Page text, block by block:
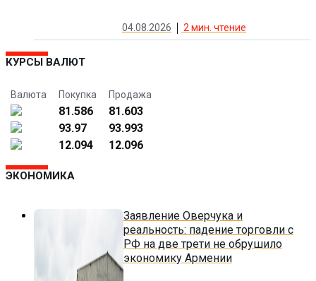
04.08.2026 2мин. чтение
КУРСЫ ВАЛЮТ
Валюта Покупка Продажа
81.586
81.603
93.97
93.993
12.094
12.096
ЭКОНОМИКА
Заявление Оверчука и
реальность: падение торговли с
РФ на две трети не обрушило
экономику Армении